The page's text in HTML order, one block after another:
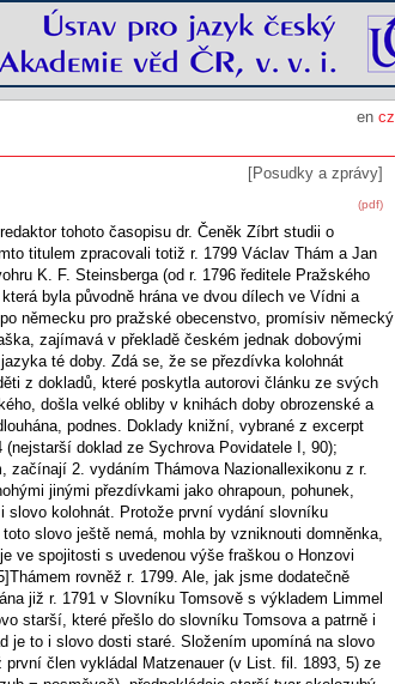
en cz
[Posudky a zprávy]
(pdf)
tohoto časopisu dr. Čeněk Zíbrt studii o
titulem zpracovali totiž r. 1799 Václav Thám a Jan
K. F. Steinsberga (od r. 1796 ředitele Pražského
byla původně hrána ve dvou dílech ve Vídni a
německu pro pražské obecenstvo, promísiv německý
zajímavá v překladě českém jednak dobovými
té doby. Zdá se, že se přezdívka kolohnát
z dokladů, které poskytla autorovi článku ze svých
došla velké obliby v knihách doby obrozenské a
podnes. Doklady knižní, vybrané z excerpt
doklad ze Sychrova Povidatele I, 90);
2. vydáním Thámova Nazionallexikonu z r.
jinými přezdívkami jako ohrapoun, pohunek,
slovo kolohnát. Protože první vydání slovníku
slovo ještě nemá, mohla by vzniknouti domněnka,
ve spojitosti s uvedenou výše fraškou o Honzovi
rovněž r. 1799. Ale, jak jsme dodatečně
již r. 1791 v Slovníku Tomsově s výkladem Limmel
starší, které přešlo do slovníku Tomsova a patrně i
je to i slovo dosti staré. Složením upomíná na slovo
člen vykládal Matzenauer (v List. fil. 1893, 5) ze